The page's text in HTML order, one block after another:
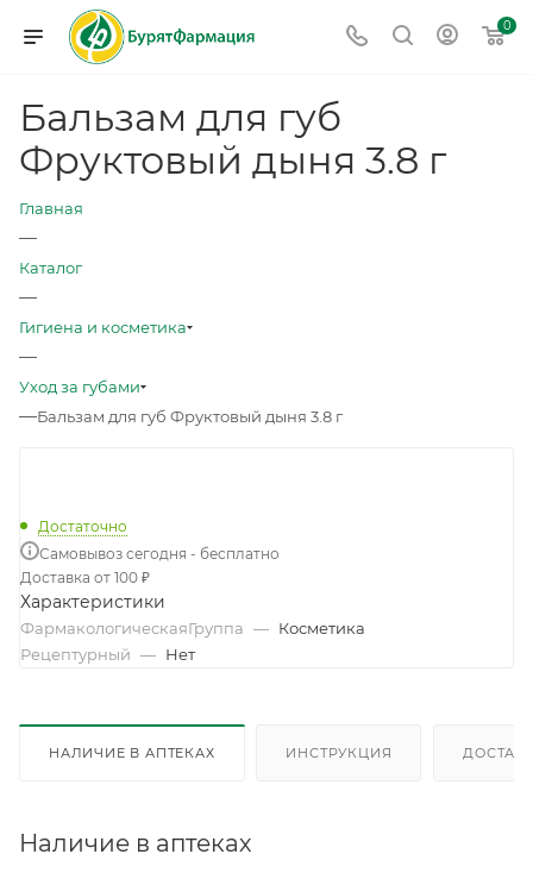
0
Бальзам для губ
Фруктовый дыня 3.8 г
Главная
—
Каталог
—
Гигиена и косметика
—
Уход за губами
—Бальзам для губ Фруктовый дыня 3.8 г
Достаточно
Самовывоз сегодня - бесплатно
Доставка от 100 ₽
Характеристики
ФармакологическаяГруппа — Косметика
Рецептурный — Нет
НАЛИЧИЕ В АПТЕКАХ ИНСТРУКЦИЯ
Наличие в аптеках